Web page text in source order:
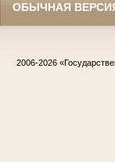
ОБЫЧНАЯ
2006-2026